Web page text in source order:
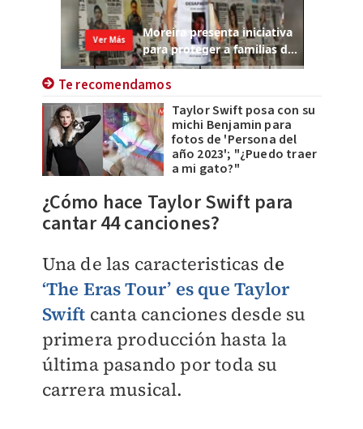
Te recomendamos
Taylor Swift posa con su
michi Benjamin para
fotos de 'Persona del
año 2023'; "¿Puedo traer
a mi gato?"
¿Cómo hace Taylor Swift para
cantar 44 canciones?
Una de las caracteristicas de
‘The Eras Tour’ es que Taylor
Swift canta canciones desde su
primera producción hasta la
última pasando por toda su
carrera musical.